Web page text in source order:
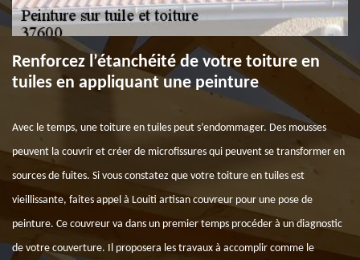
Renforcez l’étanchéité de votre toiture en
tuiles en appliquant une peinture
Avec le temps, une toiture en tuiles peut s’endommager. Des mousses
peuvent la couvrir et créer de microfissures qui peuvent se transformer en
sources de fuites. Si vous constatez que votre toiture en tuiles est
vieillissante, faites appel à Louiti artisan couvreur pour une pose de
peinture. Ce couvreur va dans un premier temps procéder à un diagnostic
de votre couverture. Il proposera les travaux à accomplir comme le